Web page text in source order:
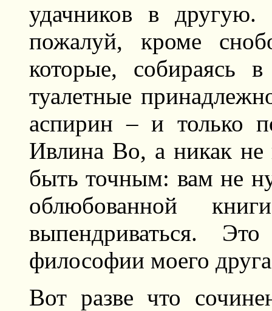
удачников в
пожалуй, кроме
которые, собираясь
туалетные
аспирин – и только
Ивлина Во, а никак не
быть точным: вам не
облюбованной
выпендриваться.
философии моего
Вот разве что